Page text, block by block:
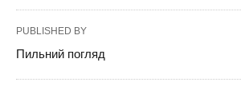
PUBLISHED BY
Пильний погляд